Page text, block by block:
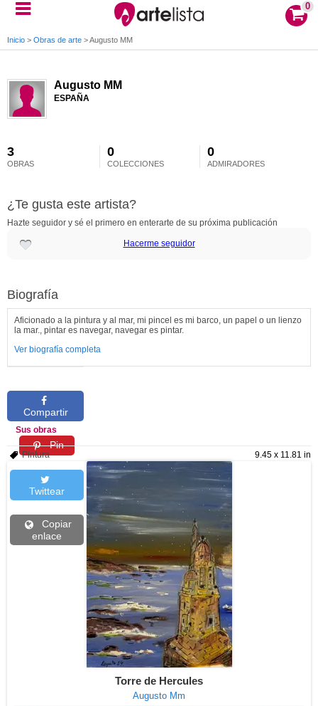
0
Inicio > Obras de arte >Augusto MM
Augusto MM
ESPAÑA
3
OBRAS
0
COLECCIONES
0
ADMIRADORES
¿Te gusta este artista?
Hazte seguidor y sé el primero en enterarte de su próxima publicación
Hacerme seguidor
Biografía
Aficionado a la pintura y al mar, mi pincel es mi barco, un papel o un lienzo
la mar., pintar es navegar, navegar es pintar.
Ver biografía completa
Compartir
Pin
Twittear
Copiar
enlace
Sus obras
9.45 x 11.81 in
Pintura
Torre de Hercules
Augusto Mm